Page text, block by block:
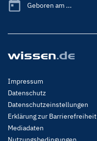
Geboren am ...
Footer
Menu
Legal
Impressum
Datenschutz
Datenschutzeinstellungen
Erklärung zur Barrierefreiheit
Mediadaten